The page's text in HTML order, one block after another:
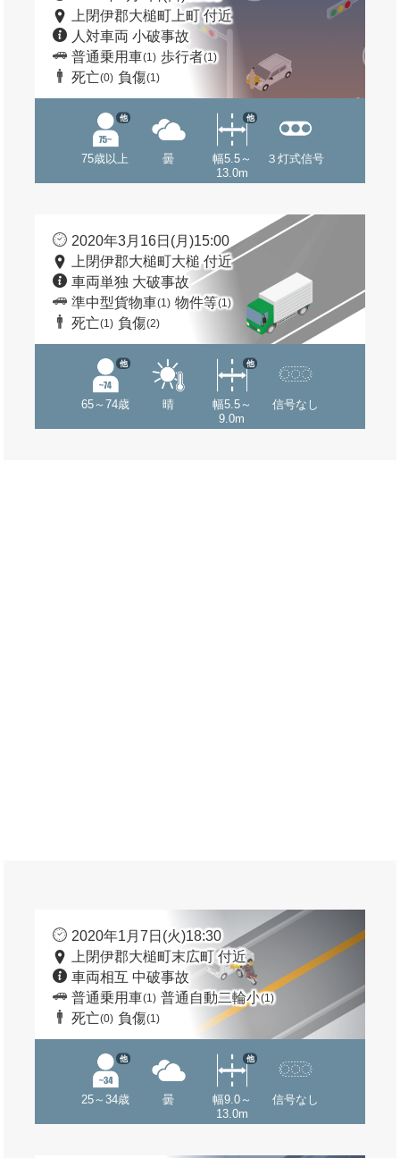
上閉伊郡大槌町上町 付近
人対車両 小破事故
普通乗用車(1) 歩行者(1)
死亡(0) 負傷(1)
75歳以上
他
曇
幅5.5～
13.0m
他
３灯式信号
2020年3月16日(月)15:00
上閉伊郡大槌町大槌 付近
車両単独 大破事故
準中型貨物車(1) 物件等(1)
死亡(1) 負傷(2)
65～74歳
他
晴
幅5.5～
9.0m
他
信号なし
2020年1月7日(火)18:30
上閉伊郡大槌町末広町 付近
車両相互 中破事故
普通乗用車(1) 普通自動二輪小(1)
死亡(0) 負傷(1)
25～34歳
他
曇
幅9.0～
13.0m
他
信号なし